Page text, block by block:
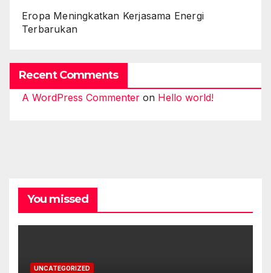
Eropa Meningkatkan Kerjasama Energi
Terbarukan
Recent Comments
A WordPress Commenter on Hello world!
You missed
UNCATEGORIZED